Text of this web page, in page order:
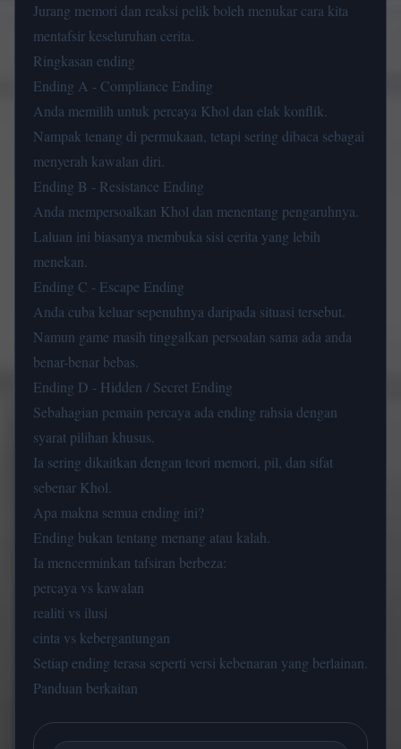
Jurang memori dan reaksi pelik boleh menukar cara kita
mentafsir keseluruhan cerita.
Ringkasan ending
Ending A - Compliance Ending
Anda memilih untuk percaya Khol dan elak konflik.
Nampak tenang di permukaan, tetapi sering dibaca sebagai
menyerah kawalan diri.
Ending B - Resistance Ending
Anda mempersoalkan Khol dan menentang pengaruhnya.
Laluan ini biasanya membuka sisi cerita yang lebih
menekan.
Ending C - Escape Ending
Anda cuba keluar sepenuhnya daripada situasi tersebut.
Namun game masih tinggalkan persoalan sama ada anda
benar-benar bebas.
Ending D - Hidden / Secret Ending
Sebahagian pemain percaya ada ending rahsia dengan
syarat pilihan khusus.
Ia sering dikaitkan dengan teori memori, pil, dan sifat
sebenar Khol.
Apa makna semua ending ini?
Ending bukan tentang menang atau kalah.
Ia mencerminkan tafsiran berbeza:
percaya vs kawalan
realiti vs ilusi
cinta vs kebergantungan
Setiap ending terasa seperti versi kebenaran yang berlainan.
Panduan berkaitan